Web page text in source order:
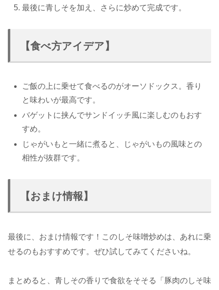
最後に青しそを加え、さらに炒めて完成です。
【食べ方アイデア】
ご飯の上に乗せて食べるのがオーソドックス。香り
と味わいが最高です。
バゲットに挟んでサンドイッチ風に楽しむのもおす
すめ。
じゃがいもと一緒に煮ると、じゃがいもの風味との
相性が抜群です。
【おまけ情報】
最後に、おまけ情報です！このしそ味噌炒めは、あれに乗
せるのもおすすめです。ぜひ試してみてくださいね。
まとめると、青しその香りで食欲をそそる「豚肉のしそ味